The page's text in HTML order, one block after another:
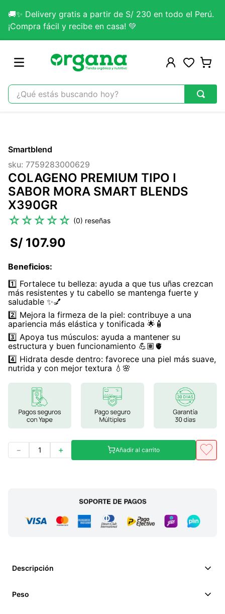
🚚✨ Delivery gratis a partir de S/ 230 en todo el Perú.
¡Compra fácil y recibe en casa! 💚
¿Qué estás buscando hoy?
2.
citrato magnesio
3.
lab nutrition
4.
colageno
5.
kefir
6 .
glicinato magnesio
7.
proteina
10 . stevia
Smartblend
sku: 7759283000629
COLAGENO PREMIUM TIPO I
SABOR MORA SMART BLENDS
X390GR
☆☆☆☆☆ (0)
S/ 107.90
Beneficios:
1️⃣ Fortalece tu belleza: ayuda a que tus uñas crezcan
más resistentes y tu cabello se mantenga fuerte y
saludable ✨💅
2️⃣ Mejora la firmeza de la piel: contribuye a una
apariencia más elástica y tonificada 🌟🧴
3️⃣ Apoya tus músculos: ayuda a mantener su
estructura y buen funcionamiento 💪🏽🫀
4️⃣ Hidrata desde dentro: favorece una piel más suave,
nutrida y con mejor textura 💧🌸
＋
－ Añadir al carrito
Descripción
Peso